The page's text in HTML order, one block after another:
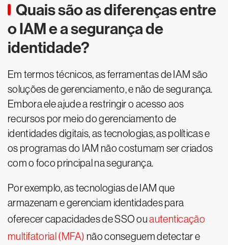
Quais são as diferenças entre
o IAM e a segurança de
identidade?
Em termos técnicos, as ferramentas de IAM são
soluções de gerenciamento, e não de segurança.
Embora ele ajude a restringir o acesso aos
recursos por meio do gerenciamento de
identidades digitais, as tecnologias, as políticas e
os programas do IAM não costumam ser criados
com o foco principal na segurança.
Por exemplo, as tecnologias de IAM que
armazenam e gerenciam identidades para
oferecer capacidades de SSO ouautenticação
multifatorial (MFA) não conseguem detectar e